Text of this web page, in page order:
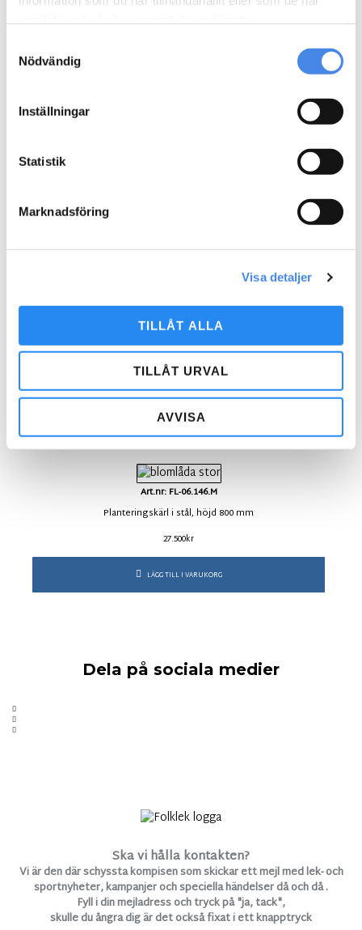
Nödvändig
Inställningar
Statistik
Marknadsföring
Visa detaljer
TILLÅT ALLA
TILLÅT URVAL
AVVISA
Planteringslåda 2m
LÄGG TILL I VARUKORG
Art.nr: FL-06.146.M
Planteringskärl i stål, höjd 800 mm
27.500kr
LÄGG TILL I VARUKORG
Dela på sociala medier
Ska vi hålla kontakten?
Vi är den där schyssta kompisen som skickar ett mejl med lek- och
sportnyheter, kampanjer och speciella händelser då och då .
Fyll i din mejladress och tryck på "ja, tack",
skulle du ångra dig är det också fixat i ett knapptryck